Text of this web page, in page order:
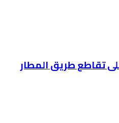
تقاطع طريق المطار